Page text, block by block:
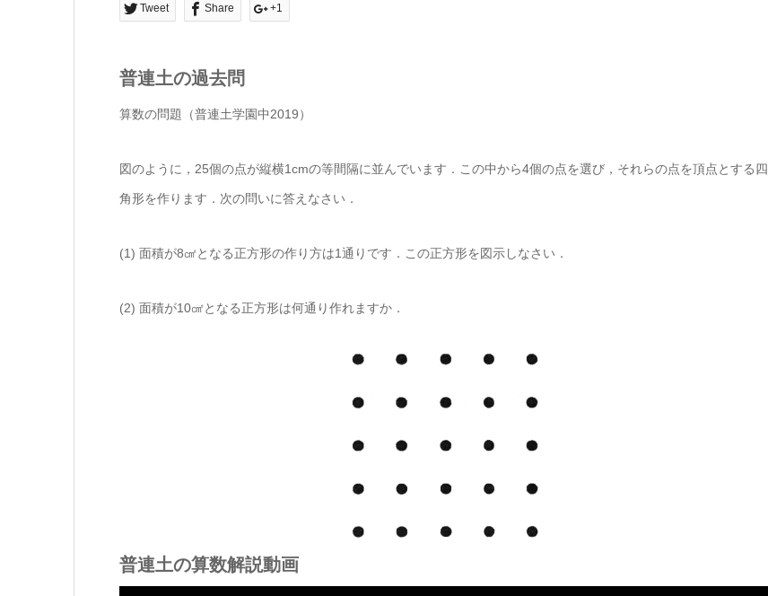
Tweet Share +1
普連土の過去問
算数の問題（普連土学園中2019）
図のように，25個の点が縦横1cmの等間隔に並んでいます．この中から4個の点を選び，それらの点を頂点とする四
角形を作ります．次の問いに答えなさい．
(1) 面積が8㎠となる正方形の作り方は1通りです．この正方形を図示しなさい．
(2) 面積が10㎠となる正方形は何通り作れますか．
普連土の算数解説動画